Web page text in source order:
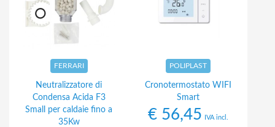
FERRARI
Neutralizzatore di
Condensa Acida F3
Small per caldaie fino a
35Kw
POLIPLAST
Cronotermostato WIFI
Smart
€56,45 IVA incl.